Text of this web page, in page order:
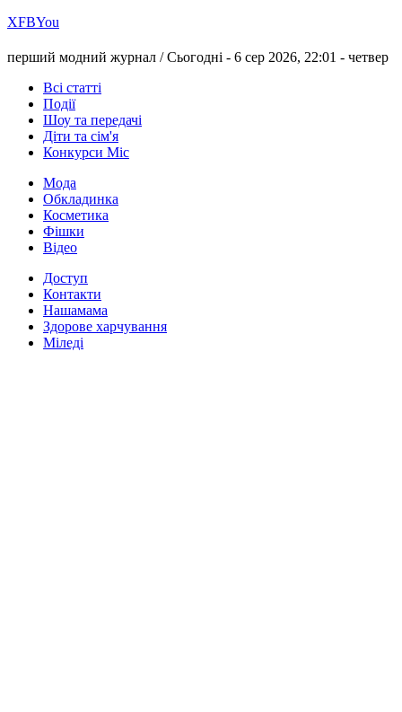
ХFBYou
перший модний журнал /Сьогодні - 6 сер 2026, 22:01 - четвер
Всі статті
Події
Шоу та передачі
Діти та сім'я
Конкурси Міс
Мода
Обкладинка
Косметика
Фішки
Відео
Доступ
Контакти
Нашамама
Здорове харчування
Міледі